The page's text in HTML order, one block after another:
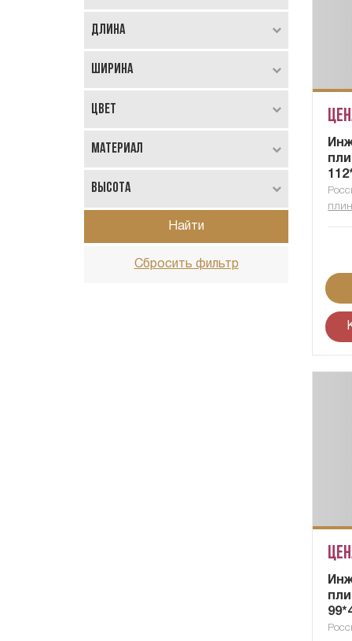
Длина
Ширина
Цвет
Материал
Высота
Найти
Сбросить фильтр